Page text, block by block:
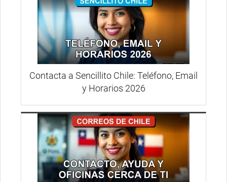
Contacta a Sencillito Chile: Teléfono, Email
y Horarios 2026